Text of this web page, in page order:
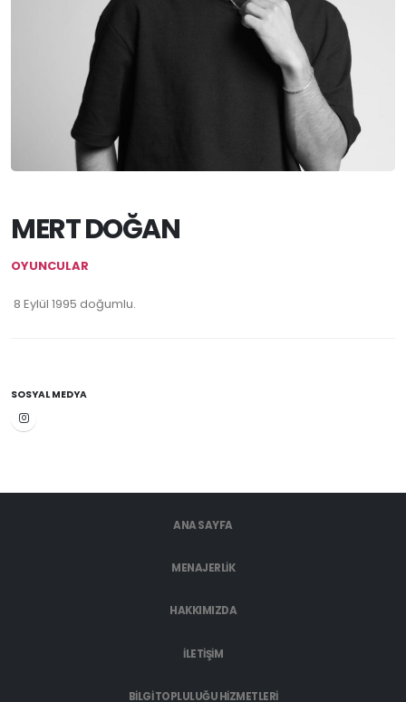
MERT DOĞAN
OYUNCULAR
8 Eylül 1995 doğumlu.
SOSYAL MEDYA
ANA SAYFA
MENAJERLIK
HAKKIMIZDA
İLETIŞIM
BILGI TOPLULUĞU HIZMETLERI